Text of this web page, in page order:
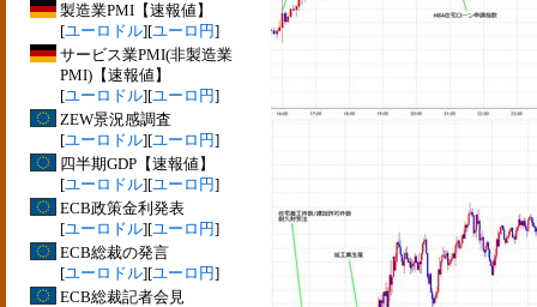
製造業PMI【速報値】
[ユーロドル][ユーロ円]
サービス業PMI(非製造業
PMI)【速報値】
[ユーロドル][ユーロ円]
ZEW景況感調査
[ユーロドル][ユーロ円]
四半期GDP【速報値】
[ユーロドル][ユーロ円]
ECB政策金利発表
[ユーロドル][ユーロ円]
ECB総裁の発言
[ユーロドル][ユーロ円]
ECB総裁記者会見